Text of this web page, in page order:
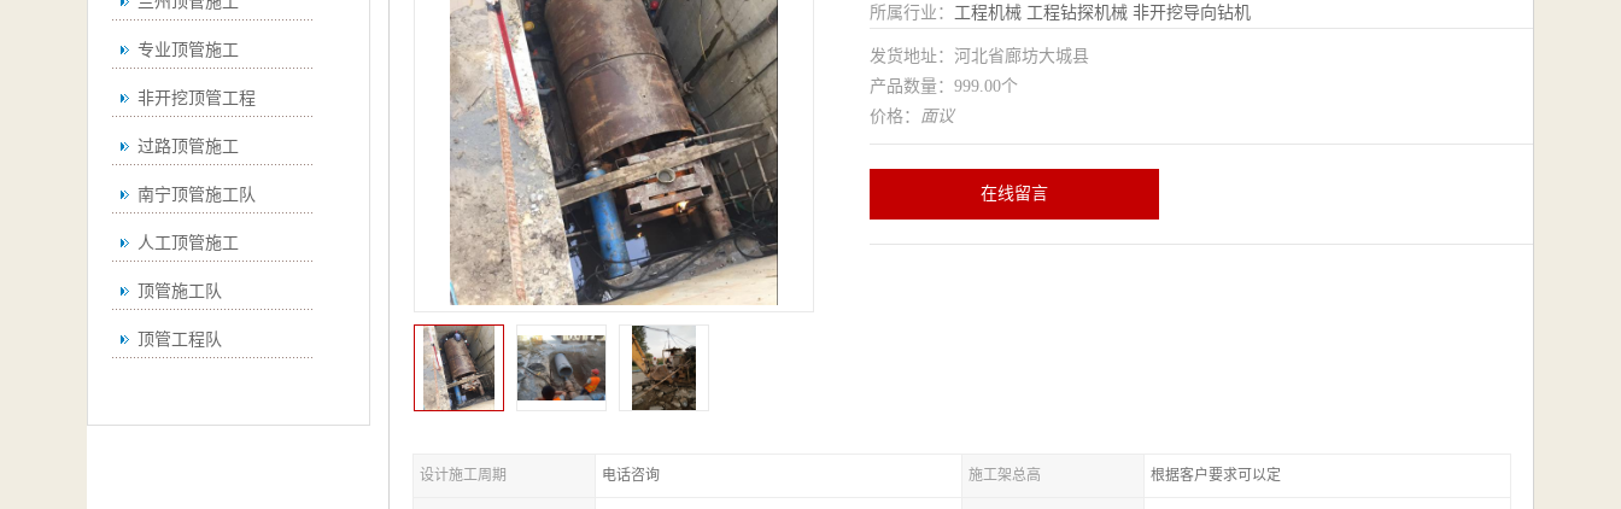
专业顶管施工
非开挖顶管工程
过路顶管施工
南宁顶管施工队
人工顶管施工
顶管施工队
顶管工程队
所属行业： 工程机械 工程钻探机械 非开挖导向钻机
发货地址：河北省廊坊大城县
产品数量：999.00个
价格： 面议
在线留言
设计施工周期 电话咨询 施工架总高 根据客户要求可以定